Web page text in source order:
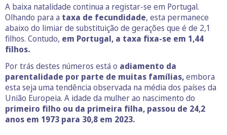
A baixa natalidade continua a registar-se em Portugal.
Olhando para a taxa de fecundidade, esta permanece
abaixo do limiar de substituição de gerações que é de 2,1
filhos. Contudo, em Portugal, a taxa fixa-se em 1,44
filhos.
Por trás destes números está o adiamento da
parentalidade por parte de muitas famílias,embora
esta seja uma tendência observada na média dos países da
União Europeia. A idade da mulher ao nascimento do
primeiro filho ou da primeira filha, passou de 24,2
anos em 1973 para 30,8 em 2023.